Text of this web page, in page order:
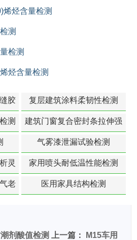
烯烃含量检测
测
检测
烃含量检测
胶
复层建筑涂料柔韧性检测
测
建筑门窗复合密封条拉伸强
度-硬质塑料材料检测
气雾漆泄漏试验检测
灵
家用喷头耐低温性能检测
老
医用家具结构检测
剂酸值检测 上一篇：
M15车用